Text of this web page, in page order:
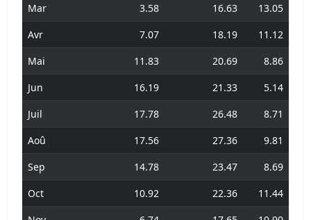
Mar
3.58 16.63
13.05
Avr
7.07 18.19
11.12
Mai
11.83 20.69
8.86
Jun
16.19 21.33
5.14
Juil
17.78 26.48
8.71
Aoû
17.56 27.36
9.81
Sep
14.78 23.47
8.69
Oct
10.92 22.36
11.44